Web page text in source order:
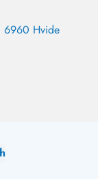
6960 Hvide